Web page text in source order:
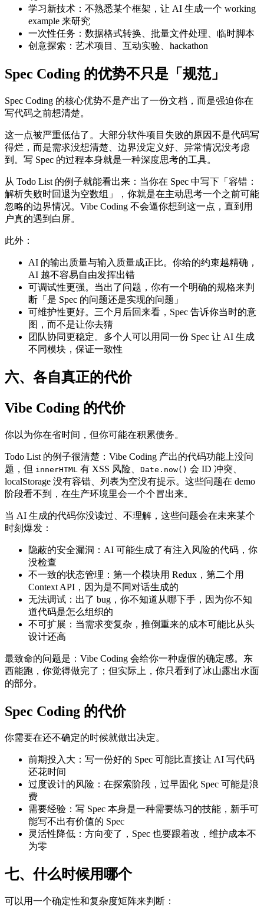
学习新技术：不熟悉某个框架，让 AI 生成一个 working
example 来研究
一次性任务：数据格式转换、批量文件处理、临时脚本
创意探索：艺术项目、互动实验、hackathon
Spec Coding 的优势不只是「规范」
Spec Coding 的核心优势不是产出了一份文档，而是强迫你在
写代码之前想清楚。
这一点被严重低估了。大部分软件项目失败的原因不是代码写
得烂，而是需求没想清楚、边界没定义好、异常情况没考虑
到。写 Spec 的过程本身就是一种深度思考的工具。
从 Todo List 的例子就能看出来：当你在 Spec 中写下「容错：
解析失败时回退为空数组」，你就是在主动思考一个之前可能
忽略的边界情况。Vibe Coding 不会逼你想到这一点，直到用
户真的遇到白屏。
此外：
AI 的输出质量与输入质量成正比。你给的约束越精确，
AI 越不容易自由发挥出错
可调试性更强。当出了问题，你有一个明确的规格来判
断「是 Spec 的问题还是实现的问题」
可维护性更好。三个月后回来看，Spec 告诉你当时的意
图，而不是让你去猜
团队协同更稳定。多个人可以用同一份 Spec 让 AI 生成
不同模块，保证一致性
六、各自真正的代价
Vibe Coding 的代价
你以为你在省时间，但你可能在积累债务。
Todo List 的例子很清楚：Vibe Coding 产出的代码功能上没问
题，但 innerHTML 有 XSS 风险、 Date.now() 会 ID 冲突、
localStorage 没有容错、列表为空没有提示。这些问题在 demo
阶段看不到，在生产环境里会一个个冒出来。
当 AI 生成的代码你没读过、不理解，这些问题会在未来某个
时刻爆发：
隐蔽的安全漏洞：AI 可能生成了有注入风险的代码，你
没检查
不一致的状态管理：第一个模块用 Redux，第二个用
Context API，因为是不同对话生成的
无法调试：出了 bug，你不知道从哪下手，因为你不知
道代码是怎么组织的
不可扩展：当需求变复杂，推倒重来的成本可能比从头
设计还高
最致命的问题是：Vibe Coding 会给你一种虚假的确定感。东
西能跑，你觉得做完了；但实际上，你只看到了冰山露出水面
的部分。
Spec Coding 的代价
你需要在还不确定的时候就做出决定。
前期投入大：写一份好的 Spec 可能比直接让 AI 写代码
还花时间
过度设计的风险：在探索阶段，过早固化 Spec 可能是浪
费
需要经验：写 Spec 本身是一种需要练习的技能，新手可
能写不出有价值的 Spec
灵活性降低：方向变了，Spec 也要跟着改，维护成本不
为零
七、什么时候用哪个
可以用一个确定性和复杂度矩阵来判断：